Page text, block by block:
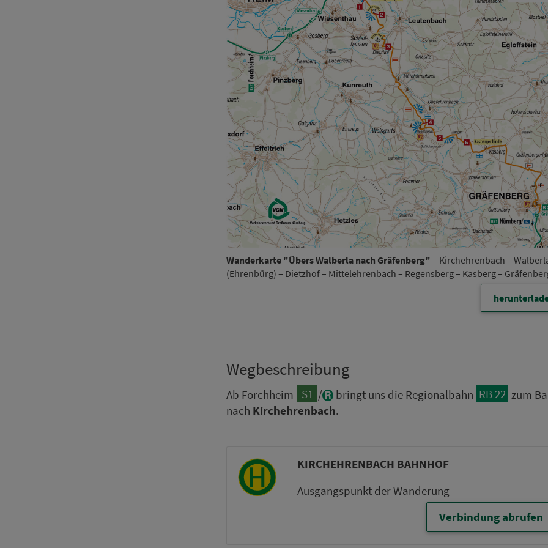
Wan­der­kar­te "Übers Walberla nach Gräfenberg" – Kirchehrenbach –
(Ehrenbürg) – Dietzhof – Mittelehrenbach – Regensberg – Kasberg –
Weg­be­schrei­bung
Ab Forch­heim S1 / bringt uns die Re­gi­o­nal­bahn RB 22 zum
nach Kirchehrenbach.
KIRCHEHRENBACH BAHN­HOF
Aus­gangs­punkt der Wan­de­rung
Verbindung abrufen